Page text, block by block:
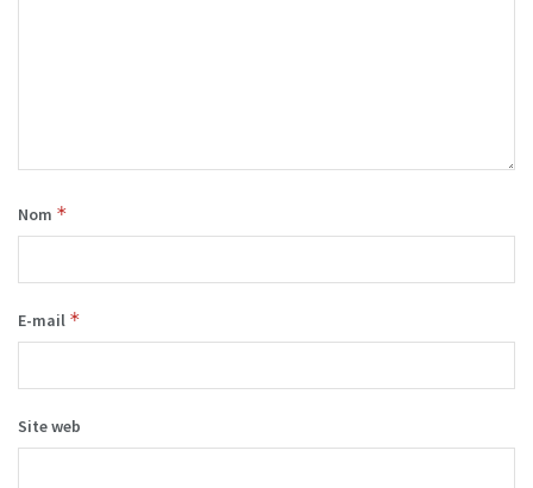
Nom *
E-mail *
Site web